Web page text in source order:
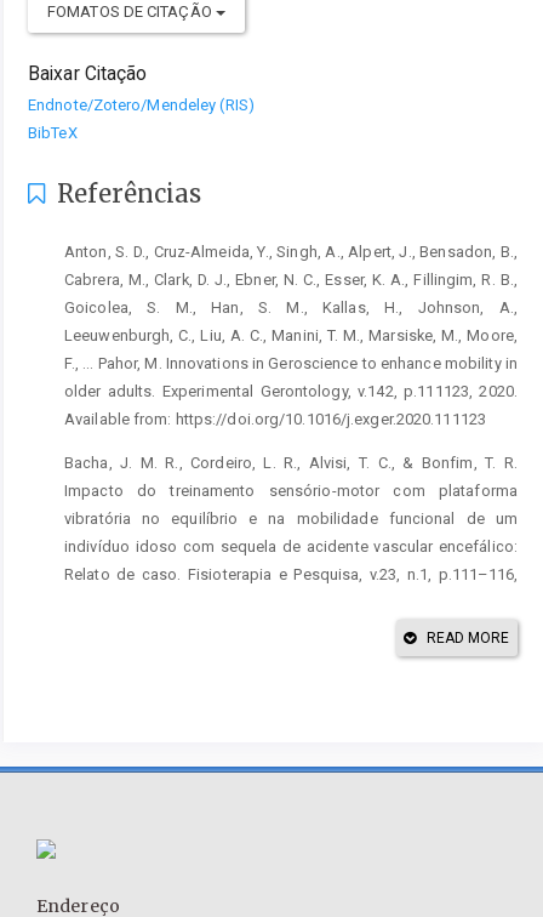
FOMATOS DE CITAÇÃO
Baixar Citação
Endnote/Zotero/Mendeley (RIS)
BibTeX
Referências
Anton, S. D., Cruz-Almeida, Y., Singh, A., Alpert, J., Bensadon, B.,
Cabrera, M., Clark, D. J., Ebner, N. C., Esser, K. A., Fillingim, R. B.,
Goicolea, S. M., Han, S. M., Kallas, H., Johnson, A.,
Leeuwenburgh, C., Liu, A. C., Manini, T. M., Marsiske, M., Moore,
F., … Pahor, M. Innovations in Geroscience to enhance mobility in
older adults. Experimental Gerontology, v.142, p.111123, 2020.
Available from: https://doi.org/10.1016/j.exger.2020.111123
Bacha, J. M. R., Cordeiro, L. R., Alvisi, T. C., & Bonfim, T. R.
Impacto do treinamento sensório-motor com plataforma
vibratória no equilíbrio e na mobilidade funcional de um
indivíduo idoso com sequela de acidente vascular encefálico:
Relato de caso. Fisioterapia e Pesquisa, v.23, n.1, p.111–116,
Granacher, U. Home-based exercise programmes improve
READ MORE
Endereço